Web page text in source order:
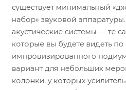
существует минимальный
набор» звуковой
акустические системы — те
которые вы будете видеть
импровизированного
вариант для небольших
колонки, у которых